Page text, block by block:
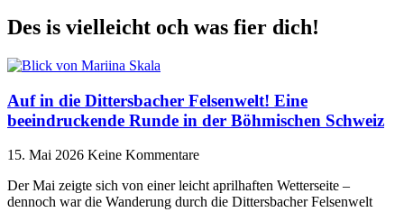
Des is vielleicht och was fier dich!
Auf in die Dittersbacher Felsenwelt! Eine
beeindruckende Runde in der Böhmischen Schweiz
15. Mai 2026 Keine Kommentare
Der Mai zeigte sich von einer leicht aprilhaften Wetterseite –
dennoch war die Wanderung durch die Dittersbacher Felsenwelt